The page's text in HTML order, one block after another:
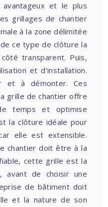
et le plus
grillages de chantier
à la zone délimitée
ce type de clôture la
transparent. Puis,
et d’installation.
et à démonter. Ces
grille de chantier offre
temps et optimise
la clôture idéale pour
elle est extensible.
chantier doit être à la
cette grille est la
avant de choisir une
de bâtiment doit
et la nature de son